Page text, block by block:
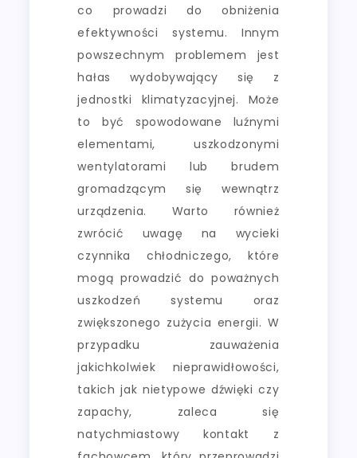
co prowadzi do obniżenia
efektywności systemu. Innym
powszechnym problemem jest
hałas wydobywający się z
jednostki klimatyzacyjnej. Może
to być spowodowane luźnymi
elementami, uszkodzonymi
wentylatorami lub brudem
gromadzącym się wewnątrz
urządzenia. Warto również
zwrócić uwagę na wycieki
czynnika chłodniczego, które
mogą prowadzić do poważnych
uszkodzeń systemu oraz
zwiększonego zużycia energii. W
przypadku zauważenia
jakichkolwiek nieprawidłowości,
takich jak nietypowe dźwięki czy
zapachy, zaleca się
natychmiastowy kontakt z